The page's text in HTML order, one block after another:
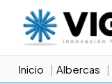
Inicio Albercas